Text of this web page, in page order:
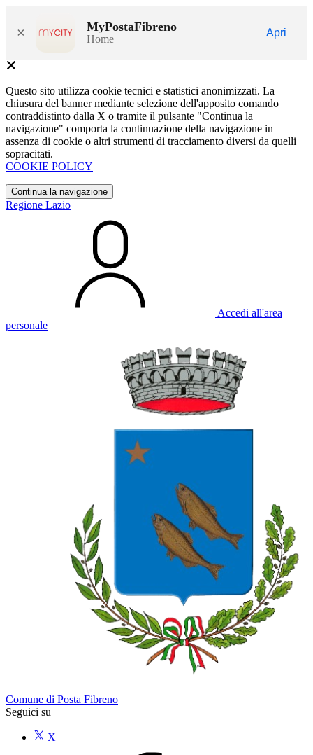
× MyPostaFibreno
Home
Apri
Questo sito utilizza cookie tecnici e statistici anonimizzati. La
chiusura del banner mediante selezione dell'apposito comando
contraddistinto dalla X o tramite il pulsante "Continua la
navigazione" comporta la continuazione della navigazione in
assenza di cookie o altri strumenti di tracciamento diversi da quelli
sopracitati.
COOKIE POLICY
Continua la navigazione
Regione Lazio
Accedi all'area
personale
Comune di Posta Fibreno
Seguici su
X